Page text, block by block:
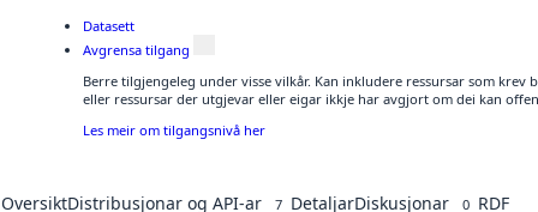
Datasett
Avgrensa tilgang
Berre tilgjengeleg under visse vilkår. Kan inkludere ressursar som krev
eller ressursar der utgjevar eller eigar ikkje har avgjort om dei kan
Les meir om tilgangsnivå her
OversiktDistribusjonar og API-ar 7 DetaljarDiskusjonar 0 RDF